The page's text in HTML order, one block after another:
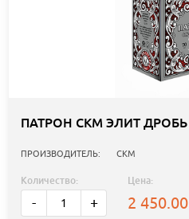
ПАТРОН СКМ ЭЛИТ ДРОБЬ
ПРОИЗВОДИТЕЛЬ: СКМ
Количество:
- +
Цена:
2 450.00